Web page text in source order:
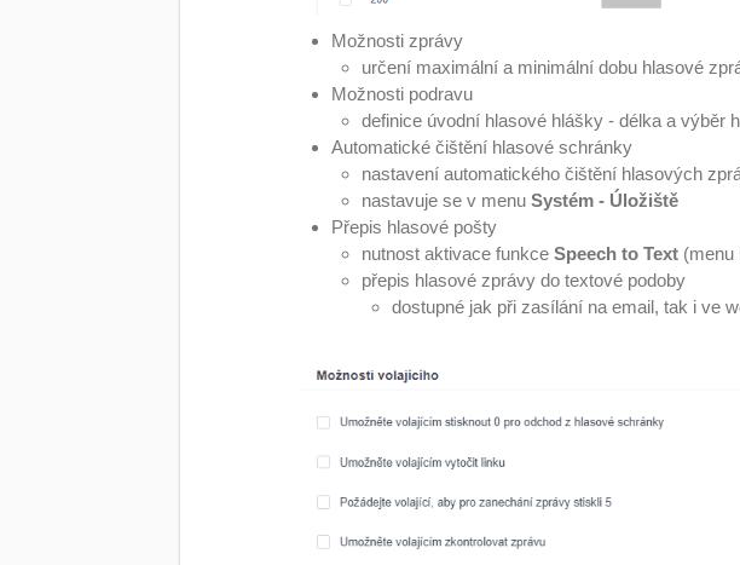
Možnosti zprávy
určení maximální a minimální dobu hlasové
Možnosti podravu
definice úvodní hlasové hlášky - délka a výběr
Automatické čištění hlasové schránky
nastavení automatického čištění hlasových
nastavuje se v menuSystém - Úložiště
Přepis hlasové pošty
nutnost aktivace funkceSpeech to Text (menu
přepis hlasové zprávy do textové podoby
dostupné jak při zasílání na email, tak i ve